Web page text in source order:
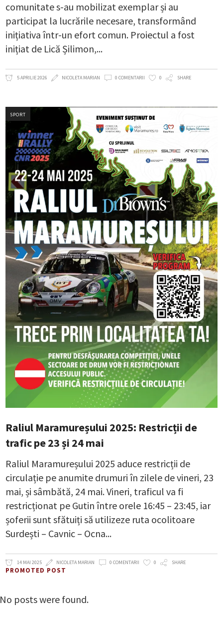
comunitate s-au mobilizat exemplar și au
participat la lucrările necesare, transformând
inițiativa într-un efort comun. Proiectul a fost
inițiat de Lică Șilimon,
5 APRILIE 2026 NICOLETA MARIAN 0 COMENTARII 0 SHARE
SPORT
Raliul Maramureșului 2025: Restricții de
trafic pe 23 și 24 mai
Raliul Maramureșului 2025 aduce restricții de
circulație pe anumite drumuri în zilele de vineri, 23
mai, și sâmbătă, 24 mai. Vineri, traficul va fi
restricționat pe Gutin între orele 16:45 – 23:45, iar
șoferii sunt sfătuiți să utilizeze ruta ocolitoare
Surdești – Cavnic – Ocna
14 MAI 2025 NICOLETA MARIAN 0 COMENTARII 0 SHARE
PROMOTED POST
No posts were found.